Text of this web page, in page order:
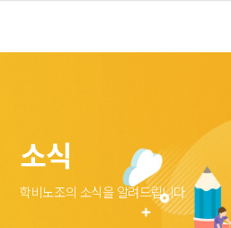
소식
학비노조의 소식을 알려드립니다.